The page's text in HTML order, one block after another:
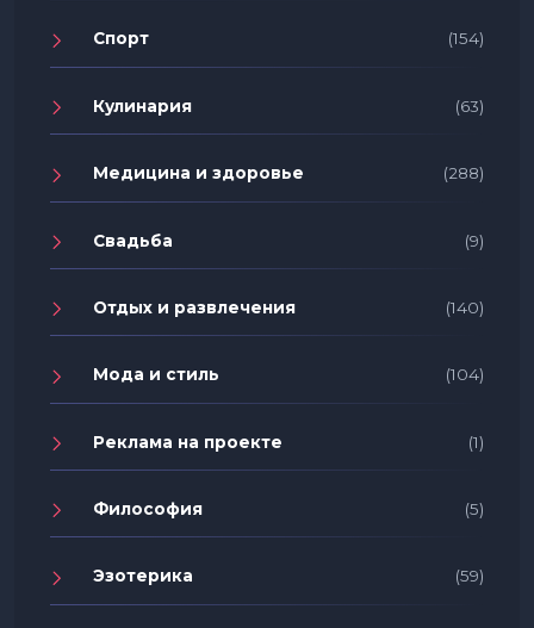
Спорт (154)
Кулинария (63)
Медицина и здоровье (288)
Свадьба (9)
Отдых и развлечения (140)
Мода и стиль (104)
Реклама на проекте (1)
Философия (5)
Эзотерика (59)